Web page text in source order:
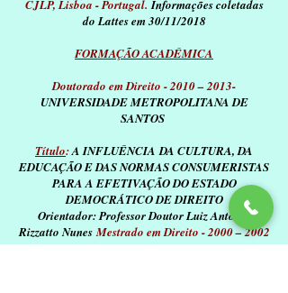
CJLP, Lisboa - Portugal.Informações coletadas
do Lattes em 30/11/2018
FORMAÇÃO ACADÊMICA
Doutorado em Direito - 2010 – 2013-
UNIVERSIDADE METROPOLITANA DE
SANTOS
Título:AINFLUÊNCIA DA CULTURA, DA
EDUCAÇÃO E DAS NORMAS CONSUMERISTAS
PARA A EFETIVAÇÃO DO ESTADO
DEMOCRÁTICO DE DIREITO
Orientador: Professor Doutor Luiz Antônio
Rizzatto NunesMestrado em Direito - 2000 – 2002